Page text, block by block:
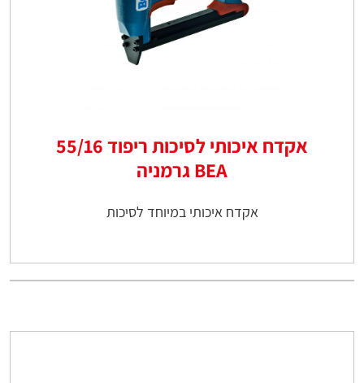
אקדח איכותי לסיכות ריפוד 55/16
BEA גרמניה
אקדח איכותי במיוחד לסיכות